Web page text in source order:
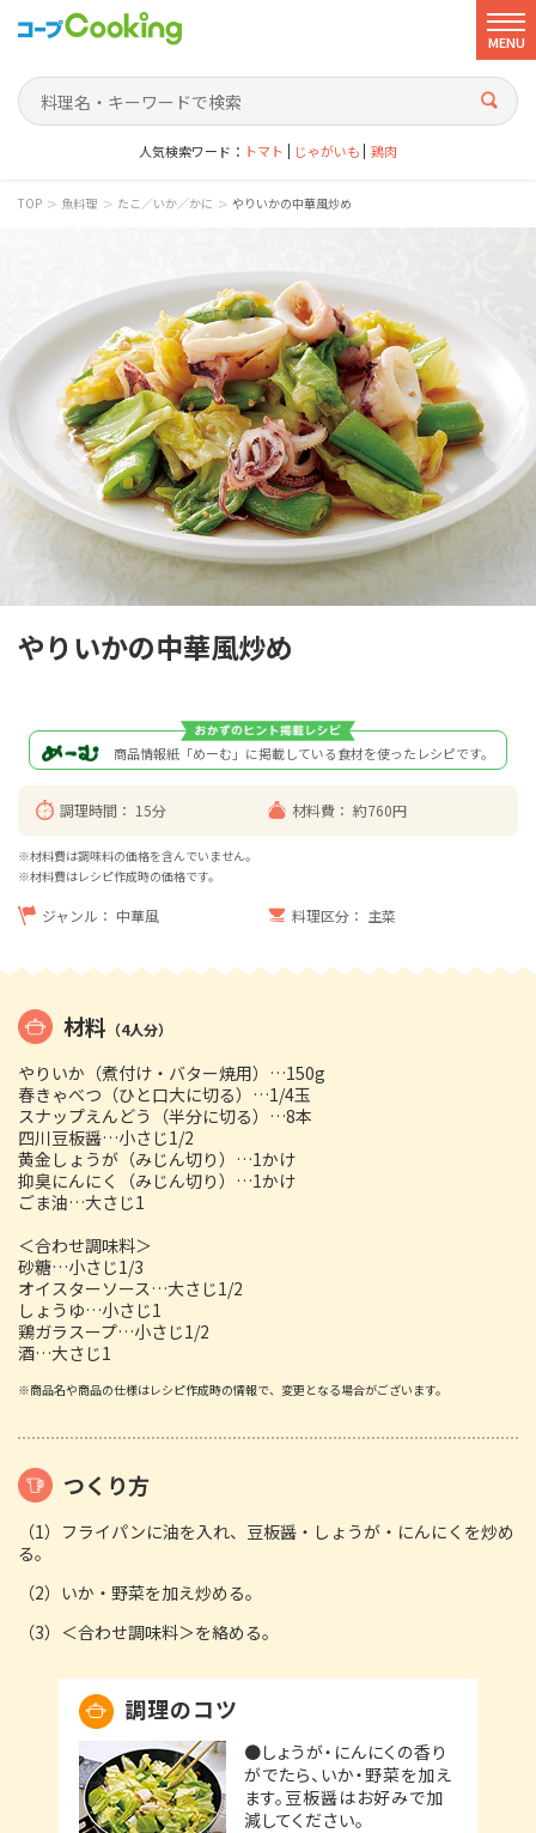
MENU
人気検索ワード： トマト じゃがいも 鶏肉
TOP > 魚料理 > たこ／いか／かに > やりいかの中華風炒め
やりいかの中華風炒め
商品情報紙「めーむ」に掲載している食材を使ったレシピです。
調理時間： 15分 材料費： 約760円
※材料費は調味料の価格を含んでいません。
※材料費はレシピ作成時の価格です。
ジャンル： 中華風 料理区分： 主菜
材料 （4人分）
やりいか（煮付け・バター焼用）…150g
春きゃべつ（ひと口大に切る）…1/4玉
スナップえんどう（半分に切る）…8本
四川豆板醤…小さじ1/2
黄金しょうが（みじん切り）…1かけ
抑臭にんにく（みじん切り）…1かけ
ごま油…大さじ1
＜合わせ調味料＞
砂糖…小さじ1/3
オイスターソース…大さじ1/2
しょうゆ…小さじ1
鶏ガラスープ…小さじ1/2
酒…大さじ1
※商品名や商品の仕様はレシピ作成時の情報で、変更となる場合がございます。
つくり方
（1）フライパンに油を入れ、豆板醤・しょうが・にんにくを炒め
る。
（2）いか・野菜を加え炒める。
（3）＜合わせ調味料＞を絡める。
調理のコツ
●しょうが・にんにくの香り
がでたら、いか・野菜を加え
ます。豆板醤はお好みで加
減してください。